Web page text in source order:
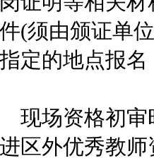
(须由颁证单
定的地点报
场资格初审时
区外优秀教